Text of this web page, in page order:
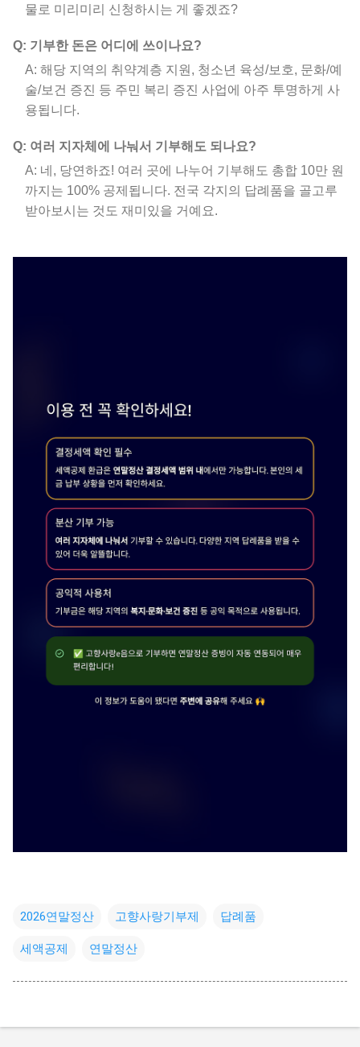
물로 미리미리 신청하시는 게 좋겠죠?
Q: 기부한 돈은 어디에 쓰이나요?
A: 해당 지역의 취약계층 지원, 청소년 육성/보호, 문화/예
술/보건 증진 등 주민 복리 증진 사업에 아주 투명하게 사
용됩니다.
Q: 여러 지자체에 나눠서 기부해도 되나요?
A: 네, 당연하죠! 여러 곳에 나누어 기부해도 총합 10만 원
까지는 100% 공제됩니다. 전국 각지의 답례품을 골고루
받아보시는 것도 재미있을 거예요.
2026연말정산 고향사랑기부제 답례품
세액공제 연말정산